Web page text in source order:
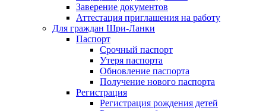
Заверение документов
Аттестация приглашения на работу
Для граждан Шри-Ланки
Паспорт
Срочный паспорт
Утеря паспорта
Обновление паспорта
Получение нового паспорта
Регистрация
Регистрация рождения детей